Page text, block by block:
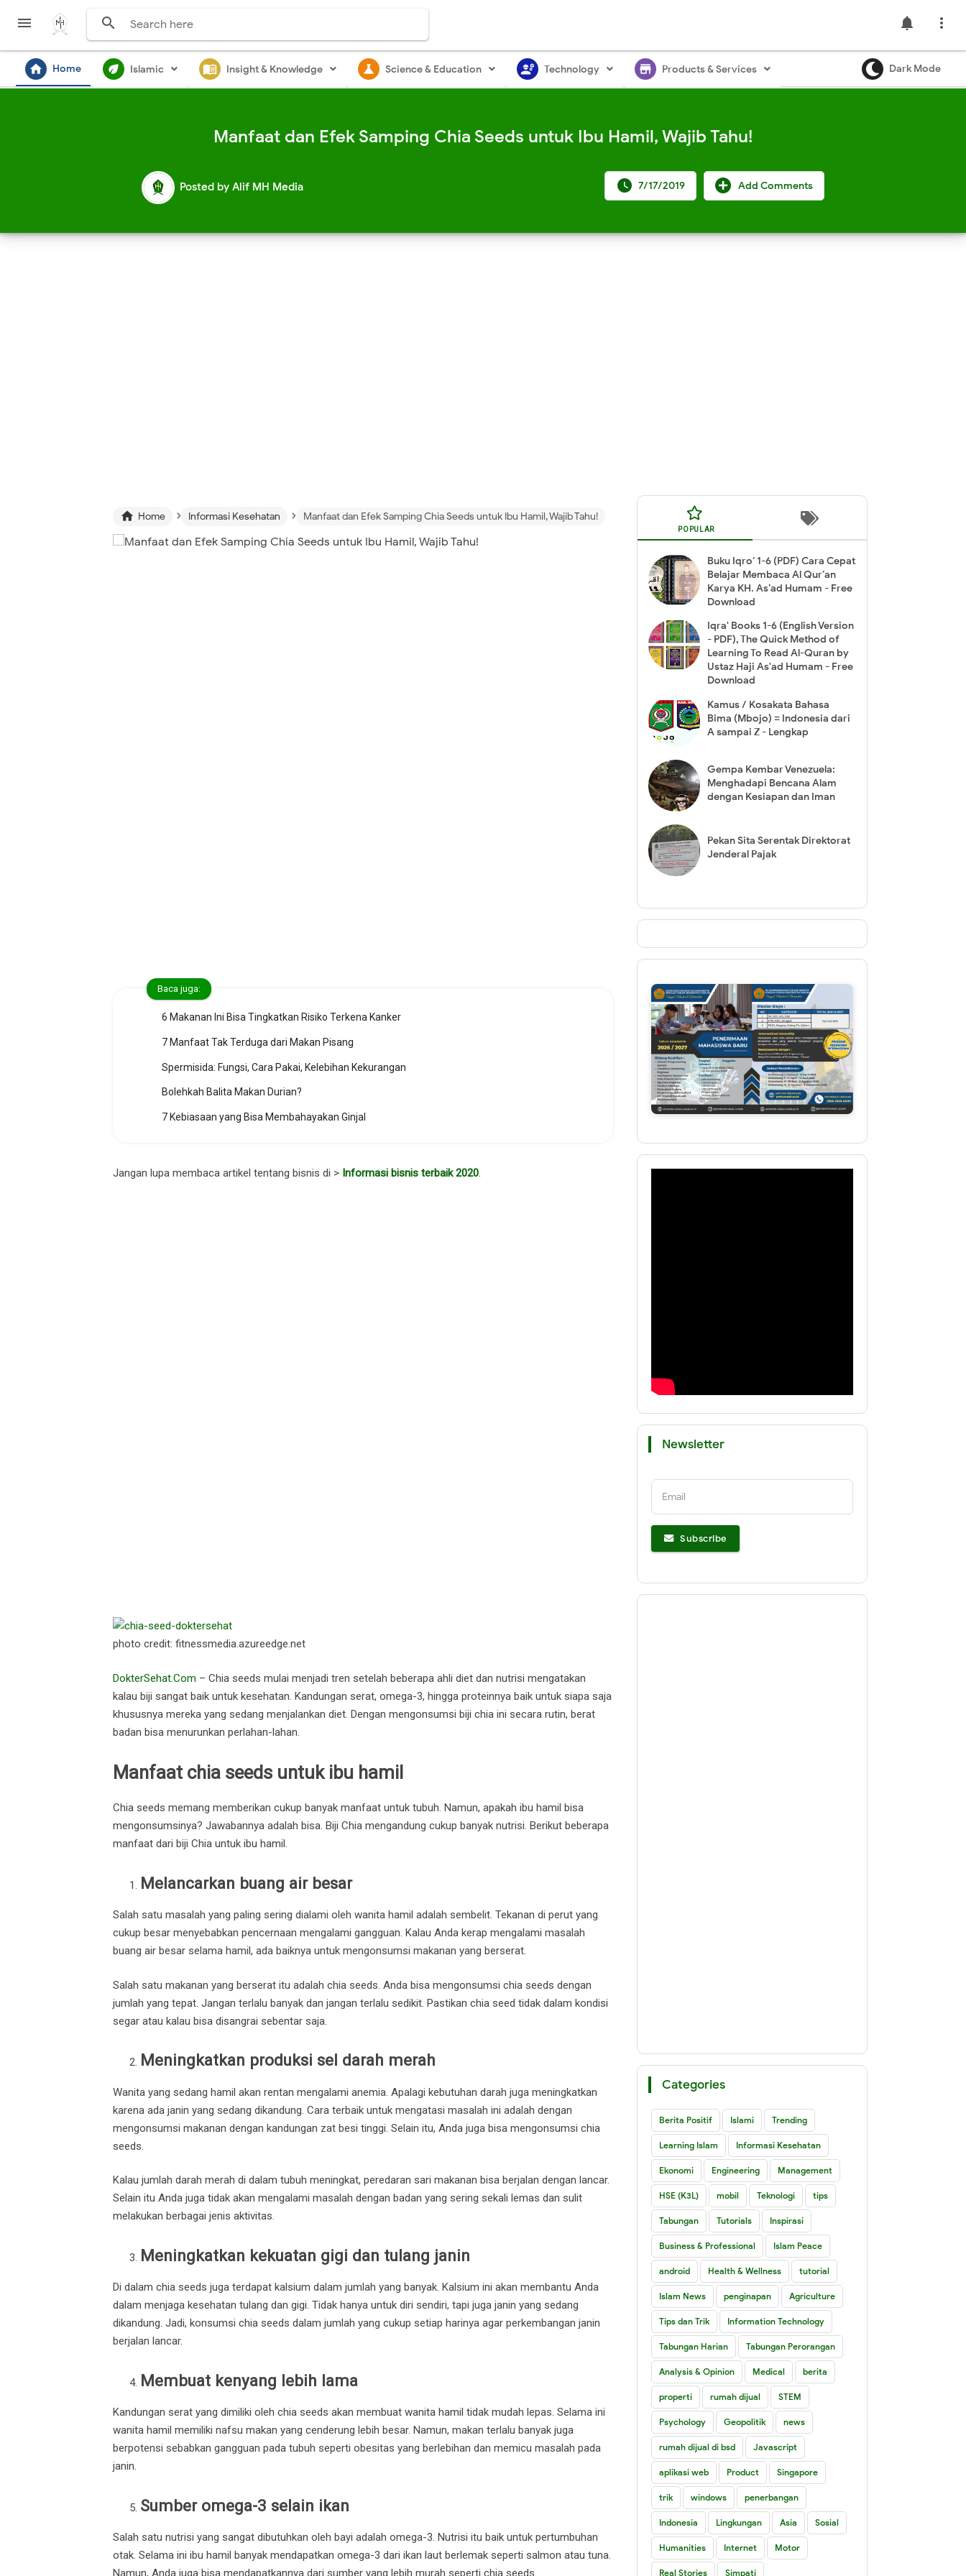
 
notifications

home Home ecodIslamic menu_book Insight & Knowledge science Science & Education engineering Technology store Products & Services Dark Mode
Manfaat dan Efek Samping Chia Seeds untuk Ibu Hamil, Wajib Tahu!
Posted by Alif MH Media Add Comments
 7/17/2019
 Home › Informasi Kesehatan › Manfaat dan Efek Samping Chia Seeds untuk Ibu Hamil, Wajib Tahu!
Baca juga:
6 Makanan Ini Bisa Tingkatkan Risiko Terkena Kanker
7 Manfaat Tak Terduga dari Makan Pisang
Spermisida: Fungsi, Cara Pakai, Kelebihan Kekurangan
Bolehkah Balita Makan Durian?
7 Kebiasaan yang Bisa Membahayakan Ginjal
Jangan lupa membaca artikel tentang bisnis di > Informasi bisnis terbaik 2020.
photo credit: fitnessmedia.azureedge.net
DokterSehat.Com – Chia seeds mulai menjadi tren setelah beberapa ahli diet dan nutrisi mengatakan
kalau biji sangat baik untuk kesehatan. Kandungan serat, omega-3, hingga proteinnya baik untuk siapa saja
khususnya mereka yang sedang menjalankan diet. Dengan mengonsumsi biji chia ini secara rutin, berat
badan bisa menurunkan perlahan-lahan.
Manfaat chia seeds untuk ibu hamil
Chia seeds memang memberikan cukup banyak manfaat untuk tubuh. Namun, apakah ibu hamil bisa
mengonsumsinya? Jawabannya adalah bisa. Biji Chia mengandung cukup banyak nutrisi. Berikut beberapa
manfaat dari biji Chia untuk ibu hamil.
Melancarkan buang air besar
Salah satu masalah yang paling sering dialami oleh wanita hamil adalah sembelit. Tekanan di perut yang
cukup besar menyebabkan pencernaan mengalami gangguan. Kalau Anda kerap mengalami masalah
buang air besar selama hamil, ada baiknya untuk mengonsumsi makanan yang berserat.
Salah satu makanan yang berserat itu adalah chia seeds. Anda bisa mengonsumsi chia seeds dengan
jumlah yang tepat. Jangan terlalu banyak dan jangan terlalu sedikit. Pastikan chia seed tidak dalam kondisi
segar atau kalau bisa disangrai sebentar saja.
Meningkatkan produksi sel darah merah
Wanita yang sedang hamil akan rentan mengalami anemia. Apalagi kebutuhan darah juga meningkatkan
karena ada janin yang sedang dikandung. Cara terbaik untuk mengatasi masalah ini adalah dengan
mengonsumsi makanan dengan kandungan zat besi tinggi. Selain itu, Anda juga bisa mengonsumsi chia
seeds.
Kalau jumlah darah merah di dalam tubuh meningkat, peredaran sari makanan bisa berjalan dengan lancar.
Selain itu Anda juga tidak akan mengalami masalah dengan badan yang sering sekali lemas dan sulit
melakukan berbagai jenis aktivitas.
Meningkatkan kekuatan gigi dan tulang janin
Di dalam chia seeds juga terdapat kalsium dalam jumlah yang banyak. Kalsium ini akan membantu Anda
dalam menjaga kesehatan tulang dan gigi. Tidak hanya untuk diri sendiri, tapi juga janin yang sedang
dikandung. Jadi, konsumsi chia seeds dalam jumlah yang cukup setiap harinya agar perkembangan janin
berjalan lancar.
Membuat kenyang lebih lama
Kandungan serat yang dimiliki oleh chia seeds akan membuat wanita hamil tidak mudah lepas. Selama ini
wanita hamil memiliki nafsu makan yang cenderung lebih besar. Namun, makan terlalu banyak juga
berpotensi sebabkan gangguan pada tubuh seperti obesitas yang berlebihan dan memicu masalah pada
janin.
Sumber omega-3 selain ikan
Salah satu nutrisi yang sangat dibutuhkan oleh bayi adalah omega-3. Nutrisi itu baik untuk pertumbuhan
otak. Selama ini ibu hamil banyak mendapatkan omega-3 dari ikan laut berlemak seperti salmon atau tuna.
Namun, Anda juga bisa mendapatkannya dari sumber yang lebih murah seperti chia seeds.
POPULAR
Buku Iqro’ 1-6 (PDF) Cara Cepat
Belajar Membaca Al Qur’an
Karya KH. As’ad Humam - Free
Download
Iqra' Books 1-6 (English Version
- PDF), The Quick Method of
Learning To Read Al-Quran by
Ustaz Haji As'ad Humam - Free
Download
Kamus / Kosakata Bahasa
Bima (Mbojo) = Indonesia dari
A sampai Z - Lengkap
Gempa Kembar Venezuela:
Menghadapi Bencana Alam
dengan Kesiapan dan Iman
Pekan Sita Serentak Direktorat
Jenderal Pajak
Newsletter
Email
Subscribe
Categories
Berita Positif Islami Trending
Learning Islam Informasi Kesehatan
Ekonomi Engineering Management
HSE (K3L) mobil Teknologi tips
Tabungan Tutorials Inspirasi
Business & Professional Islam Peace
android Health & Wellness tutorial
Islam News penginapan Agriculture
Tips dan Trik Information Technology
Tabungan Harian Tabungan Perorangan
Analysis & Opinion Medical berita
properti rumah dijual STEM
Psychology Geopolitik news
rumah dijual di bsd Javascript
aplikasi web Product Singapore
trik windows penerbangan
Indonesia Lingkungan Asia Sosial
Humanities Internet Motor
Real Stories Simpati